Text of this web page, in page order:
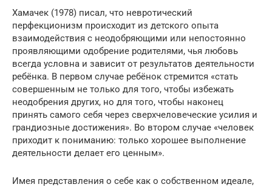
Хамачек (1978) писал, что невротический
перфекционизм происходит из детского опыта
взаимодействия с неодобряющими или непостоянно
проявляющими одобрение родителями, чья любовь
всегда условна и зависит от результатов деятельности
ребёнка. В первом случае ребёнок стремится «стать
совершенным не только для того, чтобы избежать
неодобрения других, но для того, чтобы наконец
принять самого себя через сверхчеловеческие усилия и
грандиозные достижения». Во втором случае «человек
приходит к пониманию: только хорошее выполнение
деятельности делает его ценным».
Имея представления о себе как о собственном идеале,